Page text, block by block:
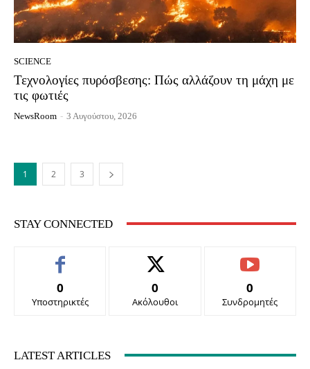
SCIENCE
Τεχνολογίες πυρόσβεσης: Πώς αλλάζουν τη μάχη με
τις φωτιές
NewsRoom - 3 Αυγούστου, 2026
1 2 3
STAY CONNECTED
0
Υποστηρικτές
0
Ακόλουθοι
0
Συνδρομητές
LATEST ARTICLES